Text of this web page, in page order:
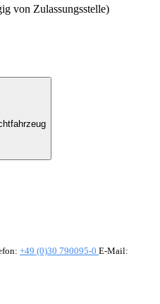
von Zulassungsstelle)
+49 (0)30 790095-0 E-Mail: